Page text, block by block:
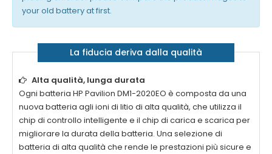
your old battery at first.
La fiducia deriva dalla qualità
Alta qualità, lunga durata
Ogni batteria HP Pavilion DM1-2020EO è composta da una
nuova batteria agli ioni di litio di alta qualità, che utilizza il
chip di controllo intelligente e il chip di carica e scarica per
migliorare la durata della batteria. Una selezione di
batteria di alta qualità che rende le prestazioni più sicure e